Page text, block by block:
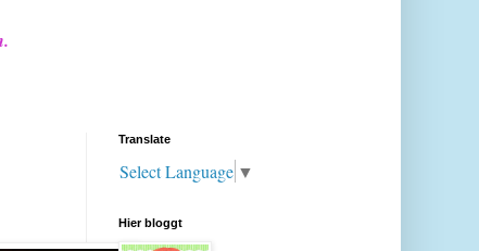
Translate
Select Language ▼
Hier bloggt